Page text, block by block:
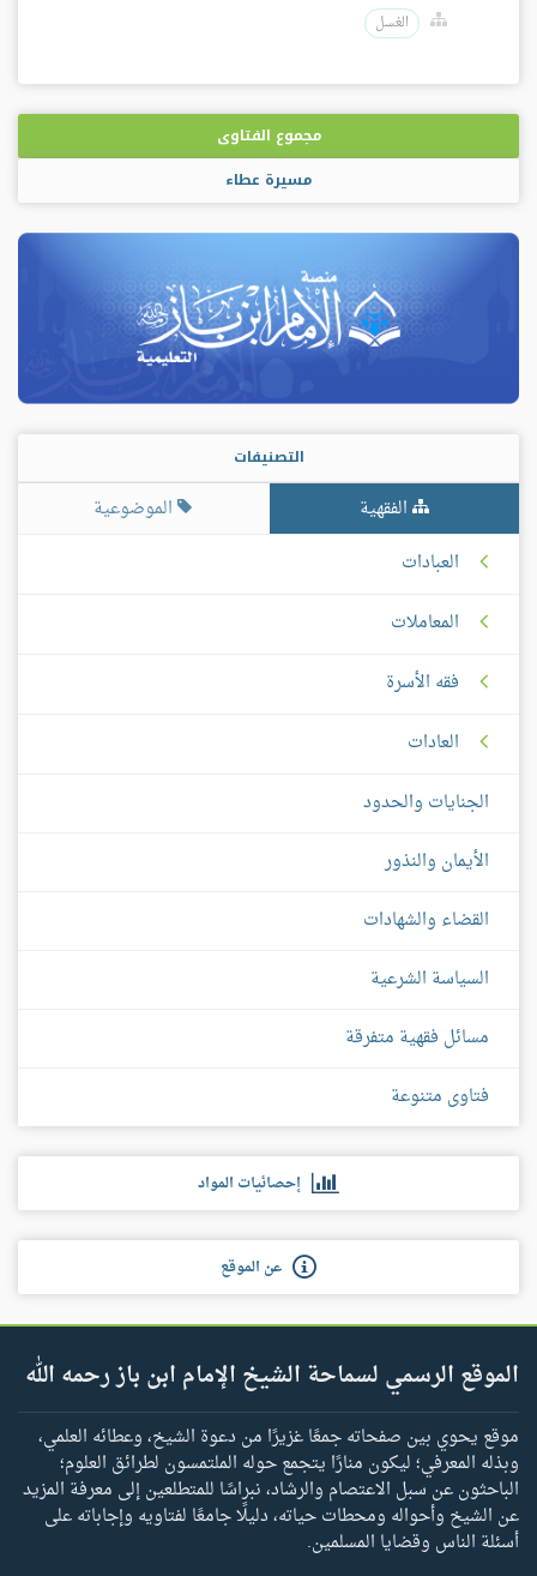
الغسل
مجموع الفتاوى
مسيرة عطاء
التصنيفات
الفقهية
الموضوعية
العبادات
المعاملات
فقه الأسرة
العادات
الجنايات والحدود
الأيمان والنذور
القضاء والشهادات
السياسة الشرعية
مسائل فقهية متفرقة
فتاوى متنوعة
إحصائيات المواد
عن الموقع
الموقع الرسمي لسماحة الشيخ الإمام ابن باز رحمه الله
موقع يحوي بين صفحاته جمعًا غزيرًا من دعوة الشيخ، وعطائه العلمي،
وبذله المعرفي؛ ليكون منارًا يتجمع حوله الملتمسون لطرائق العلوم؛
الباحثون عن سبل الاعتصام والرشاد، نبراسًا للمتطلعين إلى معرفة المزيد
عن الشيخ وأحواله ومحطات حياته، دليلًا جامعًا لفتاويه وإجاباته على
أسئلة الناس وقضايا المسلمين.